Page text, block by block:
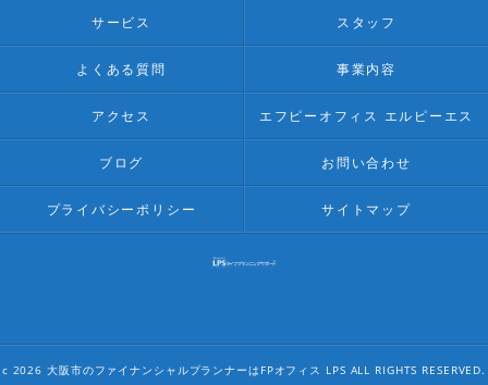
サービス スタッフ
よくある質問 事業内容
アクセス エフピーオフィス エルピーエス
ブログ お問い合わせ
プライバシーポリシー サイトマップ
c 2026 大阪市のファイナンシャルプランナーはFPオフィス LPS ALL RIGHTS RESERVED.